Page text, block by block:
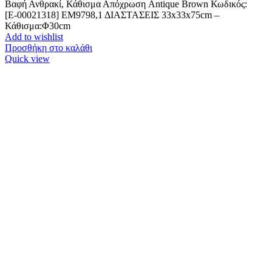
Βαφή Ανθρακί, Κάθισμα Απόχρωση Antique Brown Κωδικός:
[Ε-00021318] ΕΜ9798,1 ΔΙΑΣΤΑΣΕΙΣ 33x33x75cm –
Κάθισμα:Φ30cm
Add to wishlist
Προσθήκη στο καλάθι
Quick view